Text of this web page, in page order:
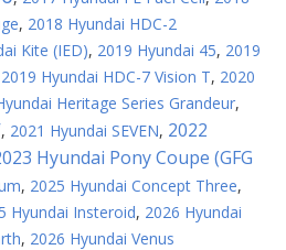
, 2018 Hyundai HDC-2
Kite (IED), 2019 Hyundai 45, 2019
2019 Hyundai HDC-7 Vision T, 2020
Heritage Series Grandeur,
, 2021 Hyundai SEVEN, 2022
Hyundai Pony Coupe (GFG
, 2025 Hyundai Concept Three,
Hyundai Insteroid, 2026 Hyundai
, 2026 Hyundai Venus